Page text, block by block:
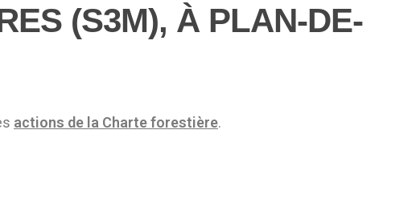
(S3M), À PLAN-DE-
actions de la Charte forestière.